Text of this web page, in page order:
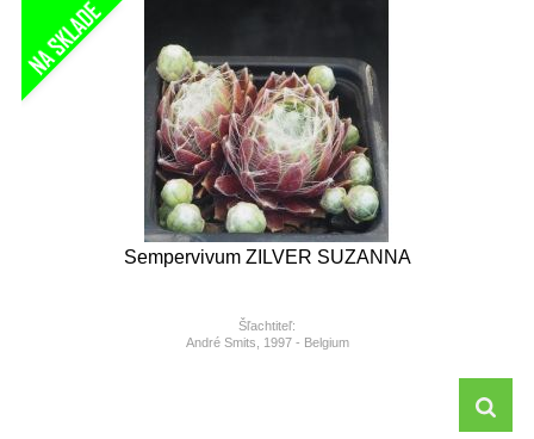
Sempervivum ZILVER SUZANNA
Šľachtiteľ:
André Smits, 1997 - Belgium